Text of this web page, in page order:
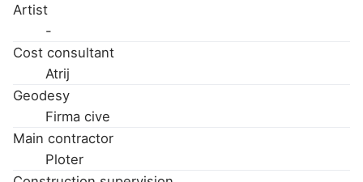
Artist
-
Cost consultant
Atrij
Geodesy
Firma cive
Main contractor
Ploter